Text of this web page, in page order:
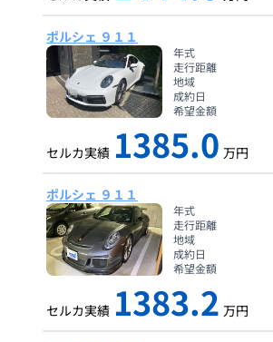
ポルシェ ９１１
年式
走行距離
地域
成約日
希望金額
セルカ実績 1385.0 万円
ポルシェ ９１１
年式
走行距離
地域
成約日
希望金額
セルカ実績 1383.2 万円